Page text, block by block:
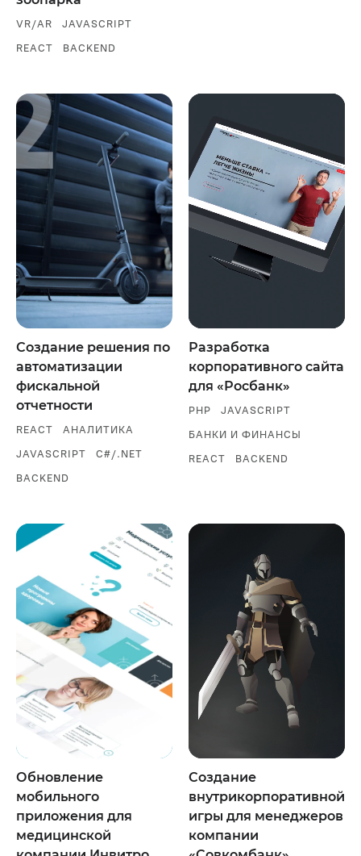
VR/AR
JAVASCRIPT
REACT
BACKEND
Создание решения по
автоматизации
фискальной
отчетности
REACT
АНАЛИТИКА
JAVASCRIPT
C#/.NET
BACKEND
Разработка
корпоративного сайта
для «Росбанк»
PHP
JAVASCRIPT
БАНКИ И ФИНАНСЫ
REACT
BACKEND
Обновление
мобильного
приложения для
медицинской
Создание
внутрикорпоративной
игры для менеджеров
компании